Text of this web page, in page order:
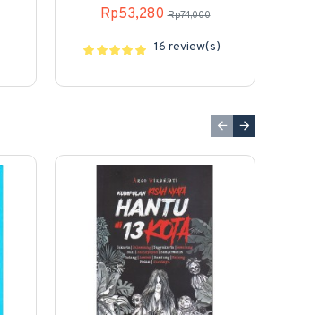
Rp53,280 Rp74,000
16 review(s)